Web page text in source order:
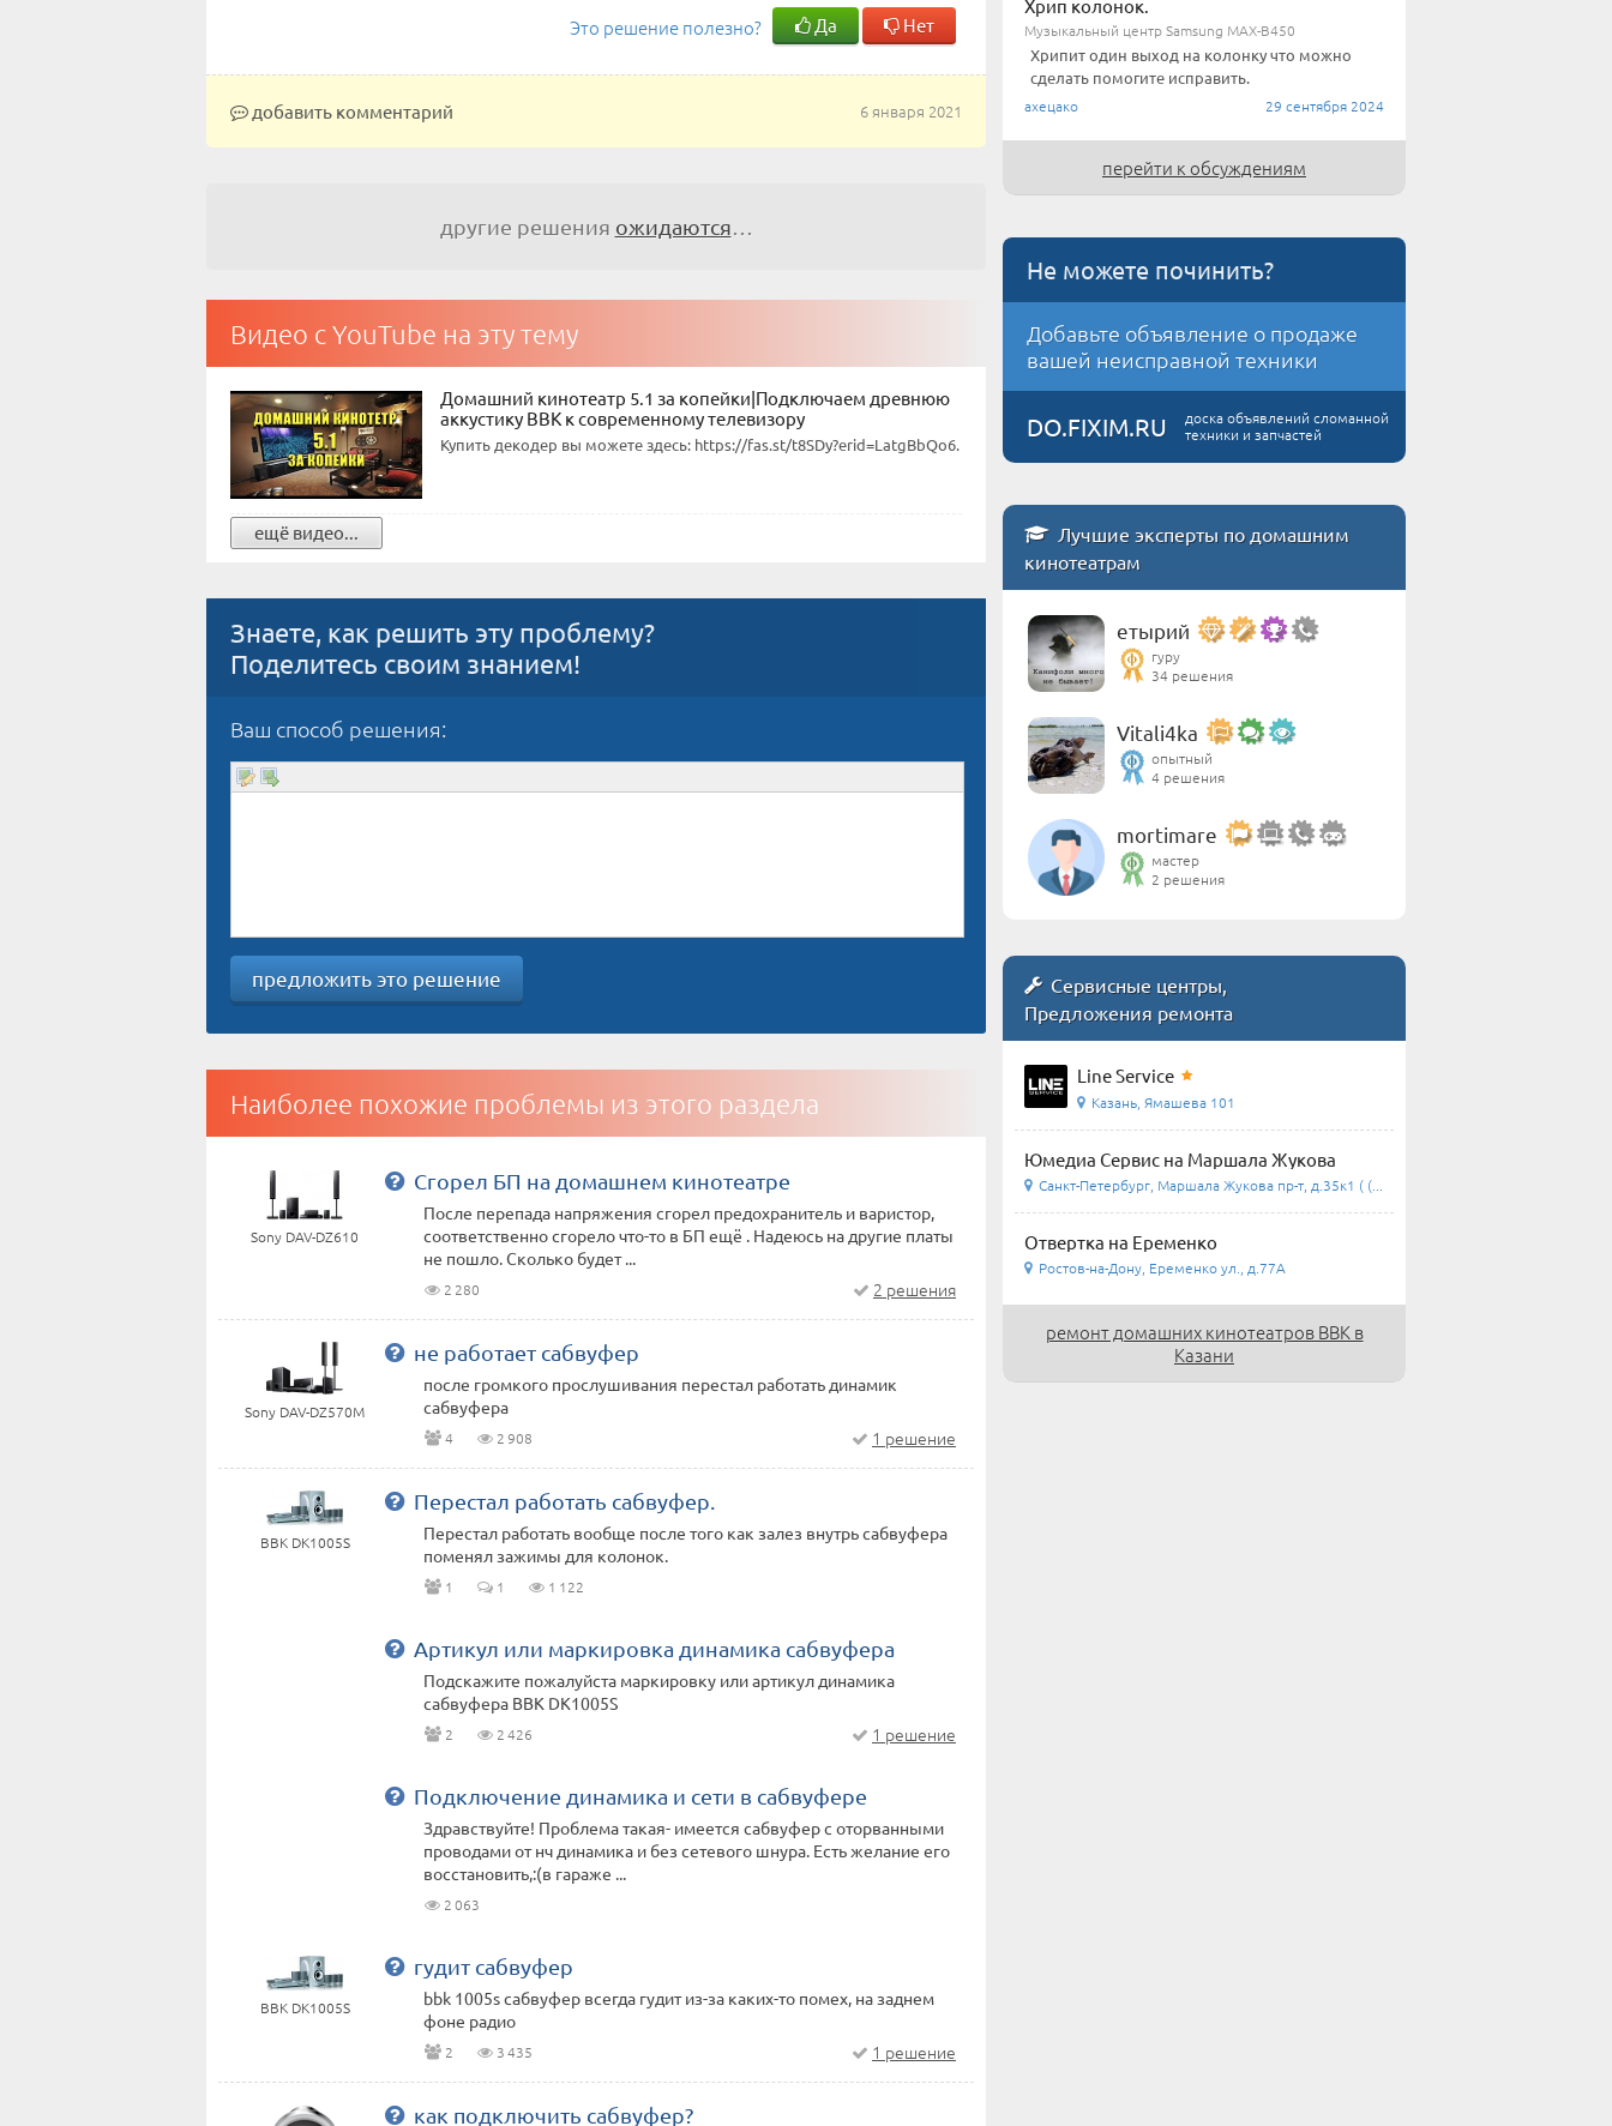
Это решение полезно? Да Нет
6 января 2021
добавить комментарий
другие решения ожидаются
Видео с YouTube на эту тему
Домашний кинотеатр 5.1 за копейки|Подключаем древнюю
аккустику BBK к современному телевизору
Купить декодер вы можете здесь: https://fas.st/t8SDy?erid=LatgBbQo6.
ещё видео...
Знаете, как решить эту проблему?
Поделитесь своим знанием!
Ваш способ решения:
предложить это решение
Наиболее похожие проблемы из этого раздела
Sony DAV-DZ610
Сгорел БП на домашнем кинотеатре
После перепада напряжения сгорел предохранитель и варистор,
соответственно сгорело что-то в БП ещё . Надеюсь на другие платы
не пошло. Сколько будет ...
2 280 2 решения
Sony DAV-DZ570M
не работает сабвуфер
после громкого прослушивания перестал работать динамик
сабвуфера
4 2 908 1 решение
BBK DK1005S
Перестал работать сабвуфер.
Перестал работать вообще после того как залез внутрь сабвуфера
поменял зажимы для колонок.
1 1 1 122
Артикул или маркировка динамика сабвуфера
Подскажите пожалуйста маркировку или артикул динамика
сабвуфера BBK DK1005S
2 2 426 1 решение
Подключение динамика и сети в сабвуфере
Здравствуйте! Проблема такая- имеется сабвуфер с оторванными
проводами от нч динамика и без сетевого шнура. Есть желание его
восстановить,:(в гараже ...
2 063
BBK DK1005S
гудит сабвуфер
bbk 1005s сабвуфер всегда гудит из-за каких-то помех, на заднем
фоне радио
2 3 435 1 решение
как подключить сабвуфер?
Хрип колонок.
Музыкальный центр Samsung MAX-B450
Хрипит один выход на колонку что можно
сделать помогите исправить.
ахецако 29 сентября 2024
перейти к обсуждениям
Не можете починить?
Добавьте объявление о продаже
вашей неисправной техники
DO.FIXIM.RU
доска объявлений сломанной
техники и запчастей
Лучшие эксперты по домашним
кинотеатрам
етырий
гуру
34 решения
Vitali4ka
опытный
4 решения
mortimare
мастер
2 решения
Сервисные центры,
Предложения ремонта
Line Service
Казань, Ямашева 101
Юмедиа Сервис на Маршала Жукова
Санкт-Петербург, Маршала Жукова пр-т, д.35к1 ( (...
Отвертка на Еременко
Ростов-на-Дону, Еременко ул., д.77А
ремонт домашних кинотеатров BBK в
Казани